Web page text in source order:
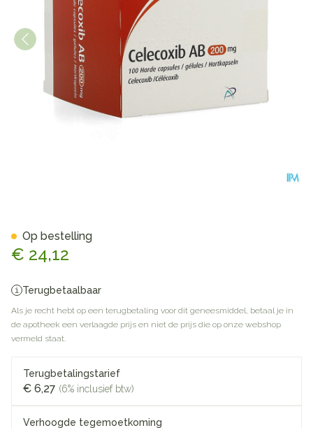
€ 24,12
Terugbetaalbaar
Als je recht hebt op een terugbetaling voor dit geneesmiddel, betaal je in
de apotheek een verlaagde prijs en niet de prijs die op onze webshop
vermeld staat.
Terugbetalingstarief
€ 6,27 (6% inclusief btw)
Verhoogde tegemoetkoming
Op bestelling